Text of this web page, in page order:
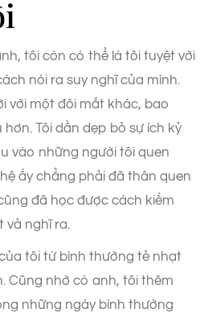
tôi còn có thể là tôi tuyệt vời
nói ra suy nghĩ của mình.
với một đôi mắt khác, bao
Tôi dần dẹp bỏ sự ích kỷ
vào những người tôi quen
ấy chẳng phải đã thân quen
đã học được cách kiếm
vả nghĩ ra.
tôi từ bình thường tẻ nhạt
Cũng nhờ có anh, tôi thêm
những ngày bình thường